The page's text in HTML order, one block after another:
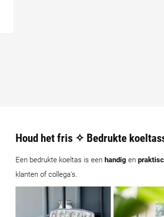
Houd het fris ✧ Bedrukte
Een bedrukte koeltas is een handig en
klanten of collega's.